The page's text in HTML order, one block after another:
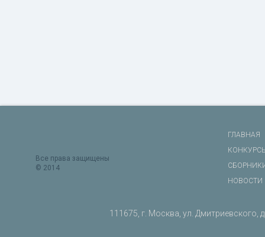
Все права защищены
© 2014
ГЛАВНАЯ
НОВОСТИ
111675, г. Москва, ул. Дмитриевского,